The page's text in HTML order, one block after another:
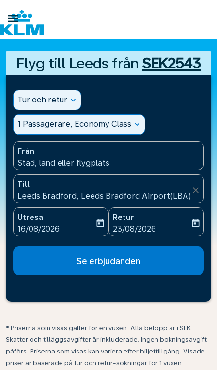

Flyg till Leeds från SEK2543
Tur och retur expand_more
1 Passagerare, Economy Class expand_more
Från
Stad, land eller flygplats
Till
Leeds Bradford, Leeds Bradford Airport(LBA),
close
Utresa
fc-booking-departure-date-aria-label
16/08/2026
today
Retur
fc-booking-return-date-
23/08/2026
today
Se erbjudanden
* Priserna som visas gäller för en vuxen. Alla belopp är i SEK.
Skatter och tilläggsavgifter är inkluderade. Ingen bokningsavgift
påförs. Priserna som visas kan variera efter biljettillgång. Visade
priser är baserade på tur och retur-sökningar för 1 vuxen